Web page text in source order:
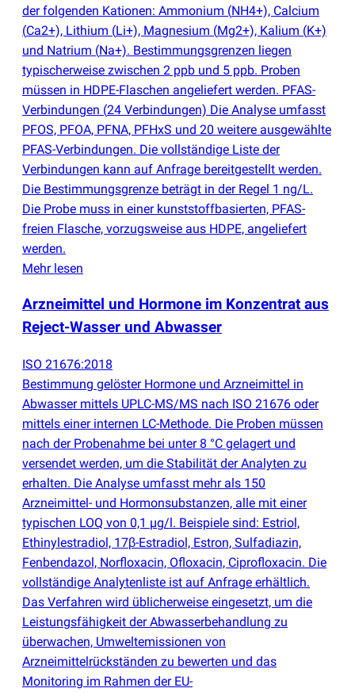
der folgenden Kationen: Ammonium (NH4+), Calcium
(Ca2+), Lithium (Li+), Magnesium (Mg2+), Kalium (K+)
und Natrium (Na+). Bestimmungsgrenzen liegen
typischerweise zwischen 2 ppb und 5 ppb. Proben
müssen in HDPE-Flaschen angeliefert werden. PFAS-
Verbindungen (24 Verbindungen) Die Analyse umfasst
PFOS, PFOA, PFNA, PFHxS und 20 weitere ausgewählte
PFAS-Verbindungen. Die vollständige Liste der
Verbindungen kann auf Anfrage bereitgestellt werden.
Die Bestimmungsgrenze beträgt in der Regel 1 ng/L.
Die Probe muss in einer kunststoffbasierten, PFAS-
freien Flasche, vorzugsweise aus HDPE, angeliefert
werden.
Mehr lesen
Arzneimittel und Hormone im Konzentrat aus
Reject-Wasser und Abwasser
ISO 21676:2018
Bestimmung gelöster Hormone und Arzneimittel in
Abwasser mittels UPLC-MS/MS nach ISO 21676 oder
mittels einer internen LC-Methode. Die Proben müssen
nach der Probenahme bei unter 8 °C gelagert und
versendet werden, um die Stabilität der Analyten zu
erhalten. Die Analyse umfasst mehr als 150
Arzneimittel- und Hormonsubstanzen, alle mit einer
typischen LOQ von 0,1 µg/l. Beispiele sind: Estriol,
Ethinylestradiol, 17β-Estradiol, Estron, Sulfadiazin,
Fenbendazol, Norfloxacin, Ofloxacin, Ciprofloxacin. Die
vollständige Analytenliste ist auf Anfrage erhältlich.
Das Verfahren wird üblicherweise eingesetzt, um die
Leistungsfähigkeit der Abwasserbehandlung zu
überwachen, Umweltemissionen von
Arzneimittelrückständen zu bewerten und das
Monitoring im Rahmen der EU-